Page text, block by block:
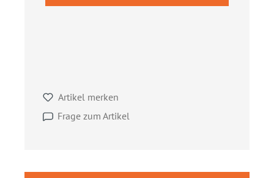
Artikel merken
Frage zum Artikel